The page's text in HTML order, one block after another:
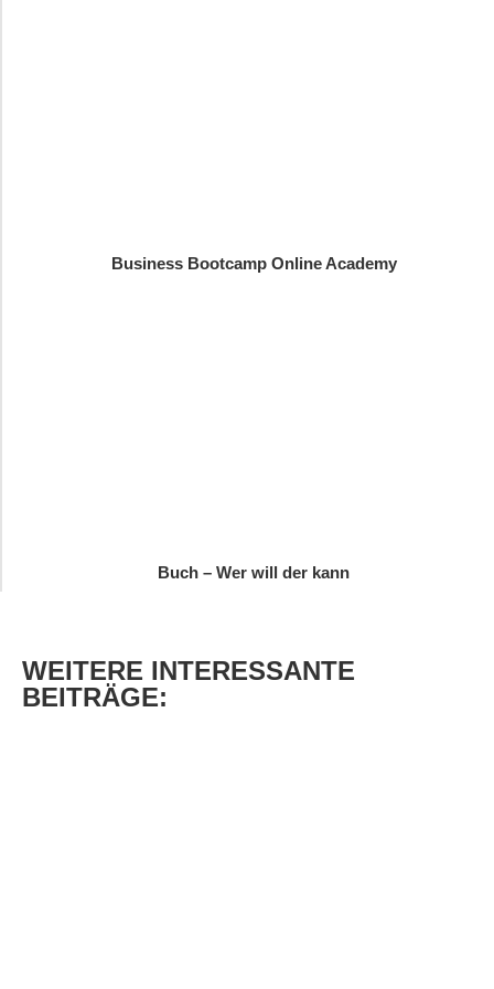
Business Bootcamp Online Academy
Buch – Wer will der kann
WEITERE INTERESSANTE
BEITRÄGE: